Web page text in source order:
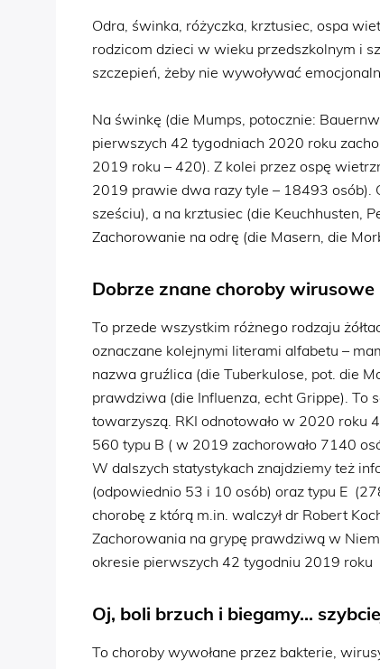
Odra, świnka, różyczka, krztusiec, ospa
rodzicom dzieci w wieku przedszkolnym i
szczepień, żeby nie wywoływać
Na świnkę (die Mumps, potocznie:
pierwszych 42 tygodniach 2020 roku
2019 roku – 420). Z kolei przez ospę
2019 prawie dwa razy tyle – 18493 osób).
sześciu), a na krztusiec (die Keuchhusten,
Zachorowanie na odrę (die Masern, die
Dobrze znane choroby wirusowe
To przede wszystkim różnego rodzaju
oznaczane kolejnymi literami alfabetu –
nazwa gruźlica (die Tuberkulose, pot. die
prawdziwa (die Influenza, echt Grippe). To
towarzyszą. RKI odnotowało w 2020 roku
560 typu B ( w 2019 zachorowało 7140
W dalszych statystykach znajdziemy też
(odpowiednio 53 i 10 osób) oraz typu E
chorobę z którą m.in. walczył dr Robert
Zachorowania na grypę prawdziwą w
okresie pierwszych 42 tygodniu 2019 roku
Oj, boli brzuch i biegamy…
To choroby wywołane przez bakterie,